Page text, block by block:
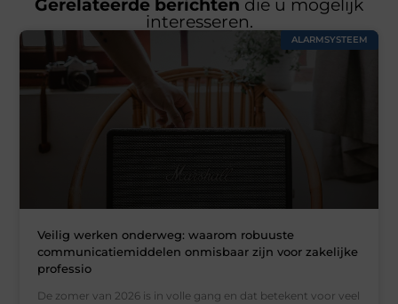
Gerelateerde berichten die u mogelijk
interesseren.
ALARMSYSTEEM
Veilig werken onderweg: waarom robuuste
communicatiemiddelen onmisbaar zijn voor zakelijke
professio
De zomer van 2026 is in volle gang en dat betekent voor veel